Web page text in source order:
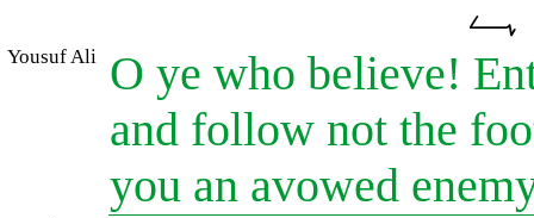
Yousuf Ali
O ye who believe!
and follow not the
you an avowed